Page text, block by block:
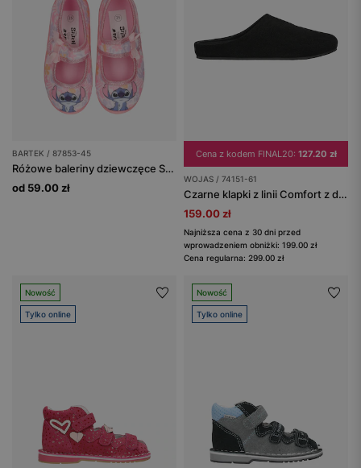
BARTEK / 87853-45
Różowe baleriny dziewczęce Stitch BARTEK 87853-45
od 59.00 zł
Cena z kodem FINAL20: 127.20 zł
WOJAS / 74151-61
Czarne klapki z linii Comfort z dwoiny welurowej
159.00 zł
Najniższa cena z 30 dni przed
wprowadzeniem obniżki: 199.00 zł
Cena regularna: 299.00 zł
Nowość
Tylko online
Nowość
Tylko online